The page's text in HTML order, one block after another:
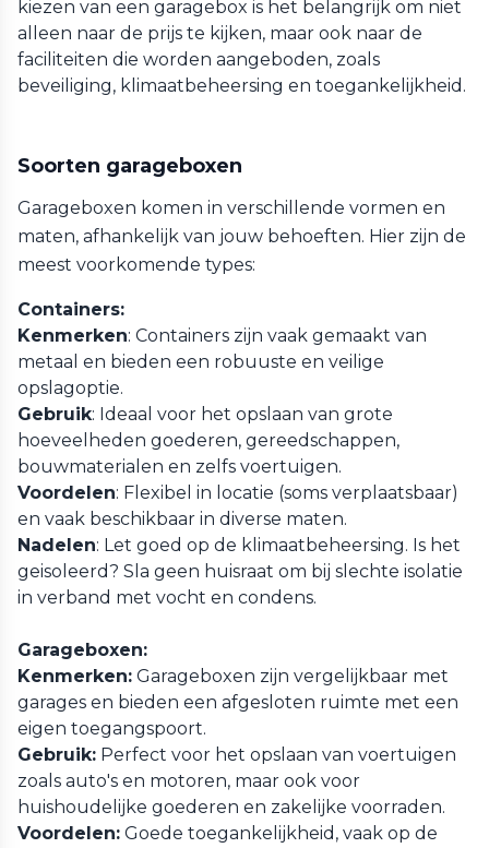
kiezen van een garagebox is het belangrijk om niet
alleen naar de prijs te kijken, maar ook naar de
faciliteiten die worden aangeboden, zoals
beveiliging, klimaatbeheersing en toegankelijkheid.
Soorten garageboxen
Garageboxen komen in verschillende vormen en
maten, afhankelijk van jouw behoeften. Hier zijn de
meest voorkomende types:
Containers:
Kenmerken: Containers zijn vaak gemaakt van
metaal en bieden een robuuste en veilige
opslagoptie.
Gebruik: Ideaal voor het opslaan van grote
hoeveelheden goederen, gereedschappen,
bouwmaterialen en zelfs voertuigen.
Voordelen: Flexibel in locatie (soms verplaatsbaar)
en vaak beschikbaar in diverse maten.
Nadelen: Let goed op de klimaatbeheersing. Is het
geisoleerd? Sla geen huisraat om bij slechte isolatie
in verband met vocht en condens.
Garageboxen:
Kenmerken: Garageboxen zijn vergelijkbaar met
garages en bieden een afgesloten ruimte met een
eigen toegangspoort.
Gebruik: Perfect voor het opslaan van voertuigen
zoals auto's en motoren, maar ook voor
huishoudelijke goederen en zakelijke voorraden.
Voordelen: Goede toegankelijkheid, vaak op de